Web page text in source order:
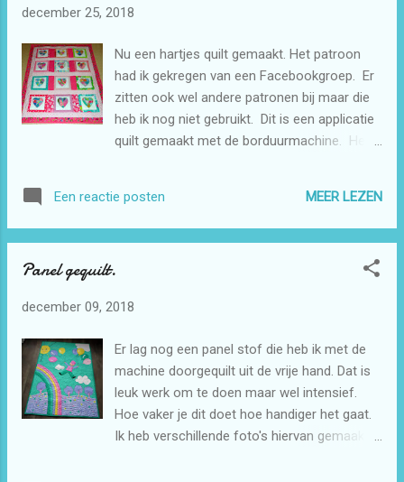
december 25, 2018
Nu een hartjes quilt gemaakt. Het patroon
had ik gekregen van een Facebookgroep. Er
zitten ook wel andere patronen bij maar die
heb ik nog niet gebruikt. Dit is een applicatie
quilt gemaakt met de borduurmachine. Het
Een reactie posten MEER LEZEN
Panel gequilt.
december 09, 2018
Er lag nog een panel stof die heb ik met de
machine doorgequilt uit de vrije hand. Dat is
leuk werk om te doen maar wel intensief.
Hoe vaker je dit doet hoe handiger het gaat.
Ik heb verschillende foto's hiervan gemaakt.